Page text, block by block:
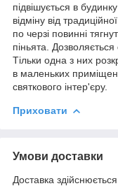
підвішується в
відміну від
по черзі повинні
піньята.
Тільки одна з них
в маленьких
святкового інтер'єру.
Приховати
Умови доставки
Доставка